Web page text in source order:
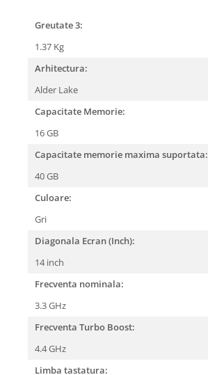
Greutate 3:
1.37 Kg
Arhitectura:
Alder Lake
Capacitate Memorie:
16 GB
Capacitate memorie maxima suportata:
40 GB
Culoare:
Gri
Diagonala Ecran (Inch):
14 inch
Frecventa nominala:
3.3 GHz
Frecventa Turbo Boost:
4.4 GHz
Limba tastatura: